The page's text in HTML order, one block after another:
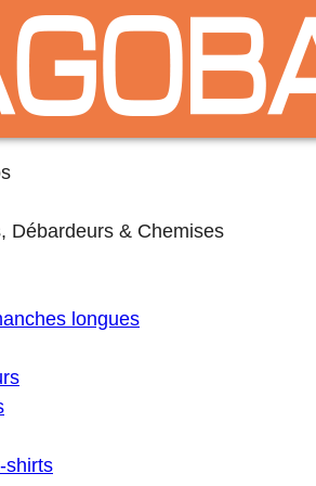
Débardeurs & Chemises
longues
shirts